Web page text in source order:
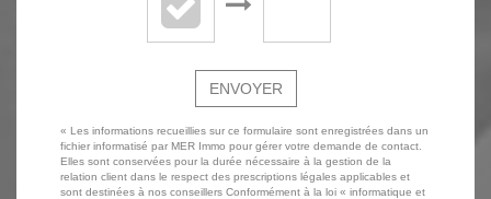
ENVOYER
« Les informations recueillies sur ce formulaire sont enregistrées dans un
fichier informatisé par MER Immo pour gérer votre demande de contact.
Elles sont conservées pour la durée nécessaire à la gestion de la
relation client dans le respect des prescriptions légales applicables et
sont destinées à nos conseillers Conformément à la loi « informatique et